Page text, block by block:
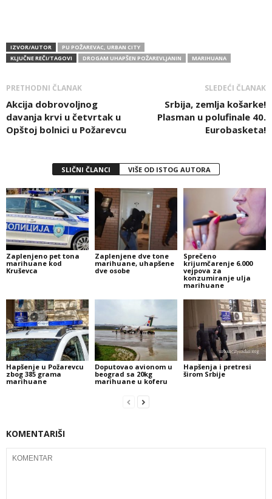
IZVOR/AUTOR
PU POŽAREVAC, URBAN CITY
KLJUČNE REČI/TAGOVI
DROGAM UHAPŠEN POŽAREVLJANIN MARIHUANA
PRETHODNI ČLANAK
Akcija dobrovoljnog
davanja krvi u četvrtak u
Opštoj bolnici u Požarevcu
SLEDEĆI ČLANAK
Srbija, zemlja košarke!
Plasman u polufinale 40.
Eurobasketa!
SLIČNI ČLANCI VIŠE OD ISTOG AUTORA
Zaplenjeno pet tona
marihuane kod
Kruševca
Zaplenjene dve tone
marihuane, uhapšene
dve osobe
Sprečeno
krijumčarenje 6.000
vejpova za
konzumiranje ulja
marihuane
Hapšenje u Požarevcu
zbog 385 grama
marihuane
Doputovao avionom u
beograd sa 20kg
marihuane u koferu
Hapšenja i pretresi
širom Srbije
KOMENTARIŠI